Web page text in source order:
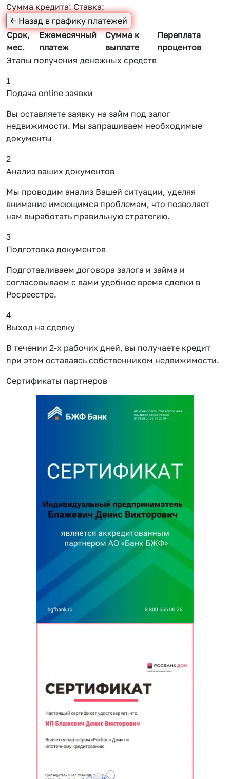
Сумма кредита:Ставка:
Срок,
мес.
Ежемесячный
платеж
Сумма к
выплате
Переплата
процентов
Этапы получения денежных средств
1
Подача online заявки
Вы оставляете заявку на займ под залог
недвижимости. Мы запрашиваем необходимые
документы
2
Анализ ваших документов
Мы проводим анализ Вашей ситуации, уделяя
внимание имеющимся проблемам, что позволяет
нам выработать правильную стратегию.
3
Подготовка документов
Подготавливаем договора залога и займа и
согласовываем с вами удобное время сделки в
Росреестре.
4
Выход на сделку
В течении 2-х рабочих дней, вы получаете кредит
при этом оставаясь собственником недвижимости.
Сертификаты партнеров